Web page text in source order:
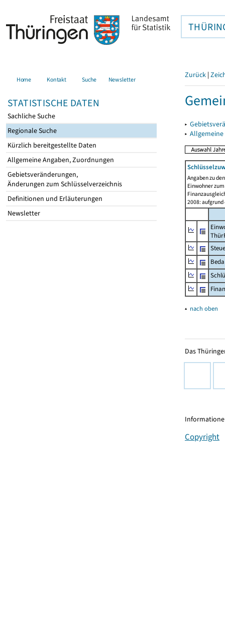
Home Kontakt Suche Newsletter
STATISTISCHE DATEN
Sachliche Suche
Regionale Suche
Kürzlich bereitgestellte Daten
Allgemeine Angaben, Zuordnungen
Gebietsveränderungen,
Änderungen zum Schlüsselverzeichnis
Definitionen und Erläuterungen
Newsletter
Zurück |
▸
▸
Angaben zu
Einwohner
2008:
▴ nach oben
Das
Copyright